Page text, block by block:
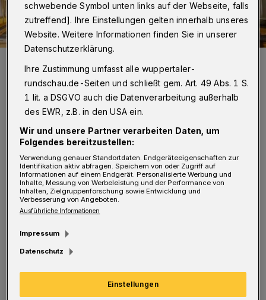
Foto: Achim Otto
I ch wünsche mir von dem
Oberbürgermeister, dem Stadtrat und den
Bezirksvertretungen, dass sie sich
konzentrieren auf das, was die Stadt hat –
Das großartige Sinfonieorchester, das unter
unmöglichen Bedingungen proben muss – in
Gebäuden, die nach dem Arbeitsschutzgesetz
schwebende Symbol unten links auf der Webseite, falls
zutreffend]. Ihre Einstellungen gelten innerhalb unseres
Website. Weitere Informationen finden Sie in unserer
Datenschutzerklärung.
Ihre Zustimmung umfasst alle wuppertaler-
rundschau.de-Seiten und schließt gem. Art. 49 Abs. 1 S.
1 lit. a DSGVO auch die Datenverarbeitung außerhalb
des EWR, z.B. in den USA ein.
Wir und unsere Partner verarbeiten Daten, um
Folgendes bereitzustellen:
Verwendung genauer Standortdaten. Endgeräteeigenschaften zur
Identifikation aktiv abfragen. Speichern von oder Zugriff auf
Informationen auf einem Endgerät. Personalisierte Werbung und
Inhalte, Messung von Werbeleistung und der Performance von
Inhalten, Zielgruppenforschung sowie Entwicklung und
Verbesserung von Angeboten.
Ausführliche Informationen
Impressum
Datenschutz
Einstellungen